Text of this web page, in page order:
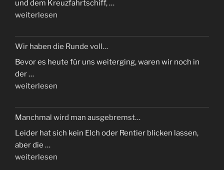
humør.“
und dem Kreuzfahrtschiff, …
„Tønnegarden“
weiterlesen
Wir haben die Runde voll…
Bevor es heute für uns weiterging, waren wir noch in
der …
„Wir
die
Runde
voll…“
weiterlesen
Manchmal wird man ausgebremst…
Leider hat sich kein Elch oder Rentier blicken lassen,
aber die …
„Manchmal
weiterlesen